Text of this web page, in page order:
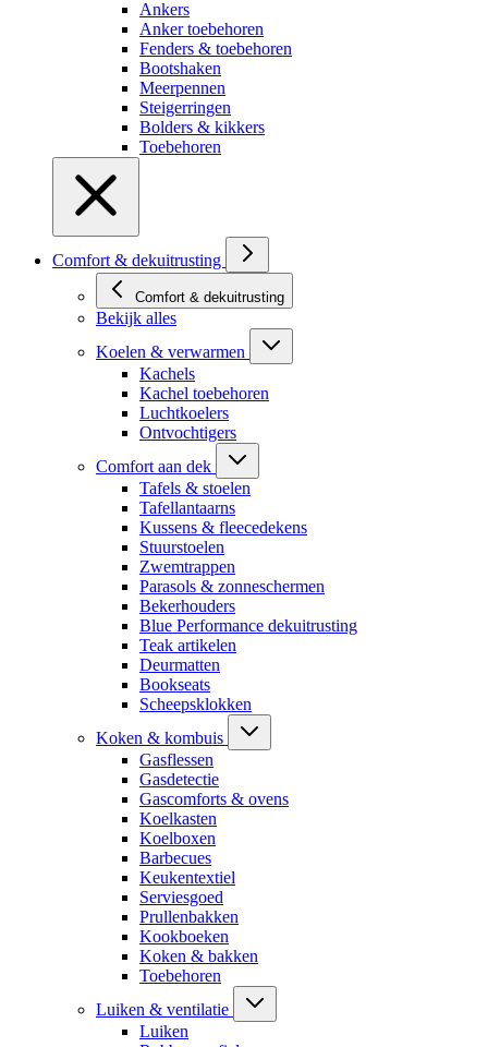
Ankers
Anker toebehoren
Fenders & toebehoren
Bootshaken
Meerpennen
Steigerringen
Bolders & kikkers
Toebehoren
Comfort & dekuitrusting
Comfort & dekuitrusting
Bekijk alles
Koelen & verwarmen
Kachels
Kachel toebehoren
Luchtkoelers
Ontvochtigers
Comfort aan dek
Tafels & stoelen
Tafellantaarns
Kussens & fleecedekens
Stuurstoelen
Zwemtrappen
Parasols & zonneschermen
Bekerhouders
Blue Performance dekuitrusting
Teak artikelen
Deurmatten
Bookseats
Scheepsklokken
Koken & kombuis
Gasflessen
Gasdetectie
Gascomforts & ovens
Koelkasten
Koelboxen
Barbecues
Keukentextiel
Serviesgoed
Prullenbakken
Kookboeken
Koken & bakken
Toebehoren
Luiken & ventilatie
Luiken